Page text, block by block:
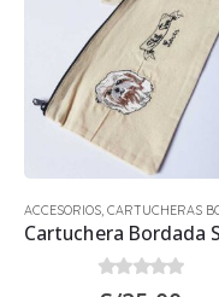
ACCESORIOS, CARTUCHERAS
0out of 5